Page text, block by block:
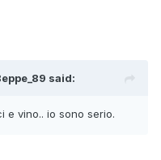
said:
e vino.. io sono serio.